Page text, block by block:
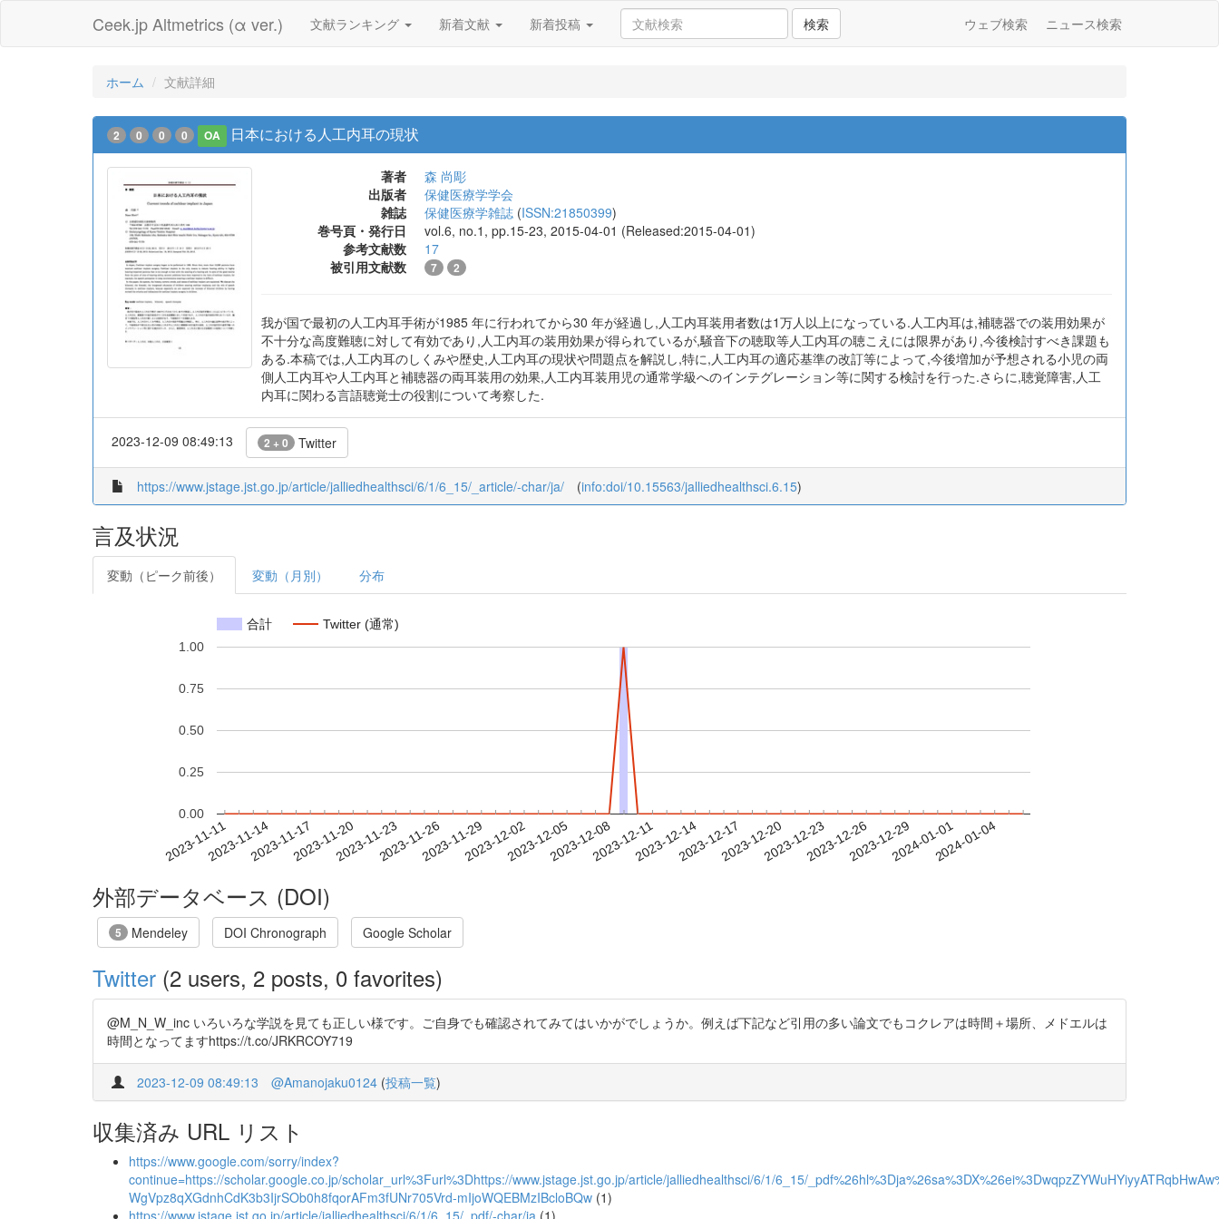
Ceek.jp Altmetrics (α ver.) 文献ランキング 新着文献 新着投稿 検索 ウェブ検索 ニュース検索
ホーム 文献詳細
2 0 0 0 OA 日本における人工内耳の現状
著者
森 尚彫
出版者
保健医療学学会
雑誌
保健医療学雑誌 (ISSN:21850399)
巻号頁・発行日
vol.6, no.1, pp.15-23, 2015-04-01 (Released:2015-04-01)
参考文献数
17
被引用文献数
7 2
我が国で最初の人工内耳手術が1985 年に行われてから30 年が経過し,人工内耳装用者数は1万人以上になっている.人工内耳は,補聴器での装用効果が
不十分な高度難聴に対して有効であり,人工内耳の装用効果が得られているが,騒音下の聴取等人工内耳の聴こえには限界があり,今後検討すべき課題も
ある.本稿では,人工内耳のしくみや歴史,人工内耳の現状や問題点を解説し,特に,人工内耳の適応基準の改訂等によって,今後増加が予想される小児の両
側人工内耳や人工内耳と補聴器の両耳装用の効果,人工内耳装用児の通常学級へのインテグレーション等に関する検討を行った.さらに,聴覚障害,人工
内耳に関わる言語聴覚士の役割について考察した.
2023-12-09 08:49:13 2 + 0 Twitter
https://www.jstage.jst.go.jp/article/jalliedhealthsci/6/1/6_15/_article/-char/ja/ (info:doi/10.15563/jalliedhealthsci.6.15)
言及状況
変動（ピーク前後） 変動（月別） 分布
合計 Twitter (通常)
2023-11-112023-11-142023-11-172023-11-202023-11-232023-11-262023-11-292023-12-022023-12-052023-12-082023-12-112023-12-142023-12-172023-12-202023-12-232023-12-262023-12-292024-01-012024-01-04
0.00
0.25
0.50
0.75
1.00
外部データベース (DOI)
5 Mendeley DOI Chronograph Google Scholar
Twitter (2 users, 2 posts, 0 favorites)
@M_N_W_inc いろいろな学説を見ても正しい様です。ご自身でも確認されてみてはいかがでしょうか。例えば下記など引用の多い論文でもコクレアは時間＋場所、メドエルは
時間となってますhttps://t.co/JRKRCOY719
2023-12-09 08:49:13 @Amanojaku0124 (投稿一覧)
収集済み URL リスト
https://www.google.com/sorry/index?
continue=https://scholar.google.co.jp/scholar_url%3Furl%3Dhttps://www.jstage.jst.go.jp/article/jalliedhealthsci/6/1/6_15/
WgVpz8qXGdnhCdK3b3IjrSOb0h8fqorAFm3fUNr705Vrd-mIjoWQEBMzIBcloBQw (1)
https://www.jstage.jst.go.jp/article/jalliedhealthsci/6/1/6_15/_pdf/-char/ja (1)